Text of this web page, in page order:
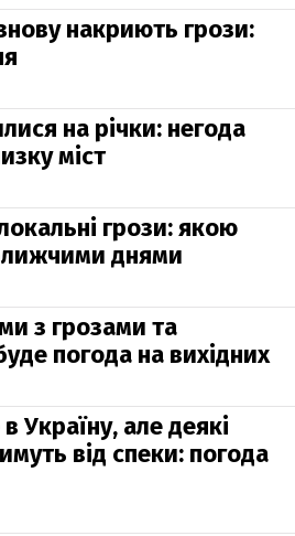
накриють грози:
на річки: негода
міст
грози: якою
днями
з грозами та
погода на вихідних
Україну, але деякі
від спеки: погода